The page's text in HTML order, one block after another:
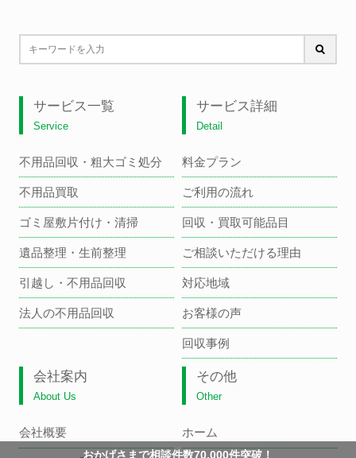
サービス一覧
Service
不用品回収・粗大ゴミ処分
不用品買取
ゴミ屋敷片付け・清掃
遺品整理・生前整理
引越し・不用品回収
法人の不用品回収
サービス詳細
Detail
料金プラン
ご利用の流れ
回収・買取可能品目
ご相談いただける理由
対応地域
お客様の声
回収事例
会社案内
About Us
会社概要
その他
Other
ホーム
おかげさまで相談件数70,000件突破！